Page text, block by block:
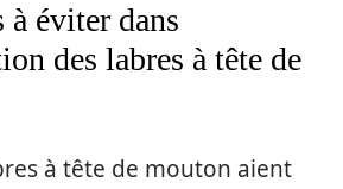
à éviter dans
des labres à tête de
à tête de mouton aient